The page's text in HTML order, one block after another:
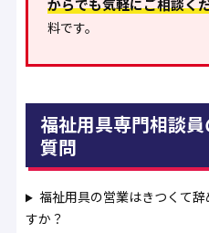
からでも気軽にご相談く
料です。
福祉用具専門相談
質問
福祉用具の営業はきつくて
すか？